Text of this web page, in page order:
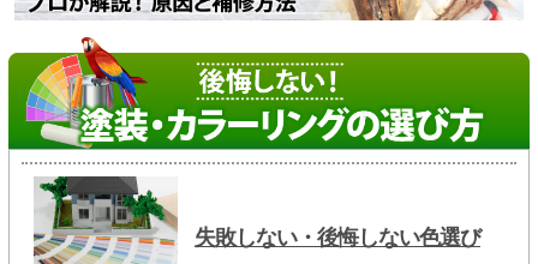
失敗しない・後悔しない色選び